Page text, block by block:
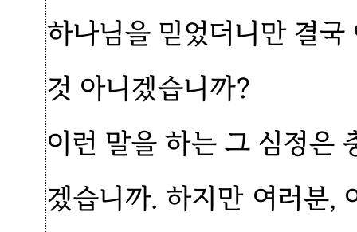
하나님을 믿었더니만 결
것 아니겠습니까?
이런 말을 하는 그 심정은
겠습니까. 하지만 여러분,